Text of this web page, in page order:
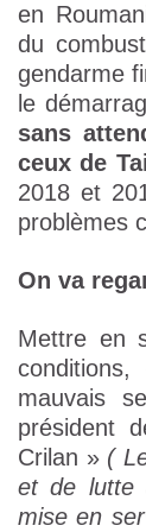
en
du
gendarme
le
sans
ceux de
2018 et
problèmes
On va
Mettre en
mauvais
président
Crilan » (
et de lutte
mise en